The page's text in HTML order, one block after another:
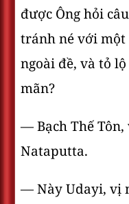
được Ông hỏi
tránh né với
ngoài đề, và tỏ
mãn?
— Bạch Thế
Nataputta.
— Này Udayi, vị